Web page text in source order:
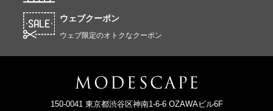
ウェブクーポン
ウェブ限定のオトクなクーポン
150-0041 東京都渋谷区神南1-6-6 OZAWAビル6F